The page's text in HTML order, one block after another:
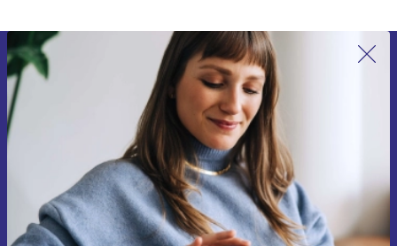
Meld je aan voor onze nieuwsbrief en
ontvang €15 korting!
Mis nooit meer een aanbieding.
Voucher aanvragen
Informatie over het gebruik van persoonsgegevens vind je in ons